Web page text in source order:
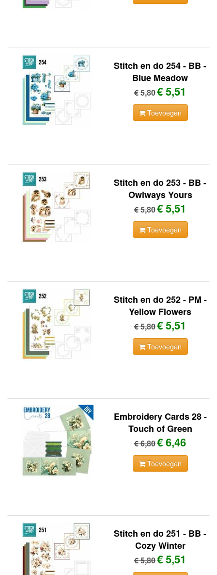
Stitch en do 254 - BB -
Blue Meadow
€ 5,80€ 5,51
Toevoegen
Stitch en do 253 - BB -
Owlways Yours
€ 5,80€ 5,51
Toevoegen
Stitch en do 252 - PM -
Yellow Flowers
€ 5,80€ 5,51
Toevoegen
Embroidery Cards 28 -
Touch of Green
€ 6,80€ 6,46
Toevoegen
Stitch en do 251 - BB -
Cozy Winter
€ 5,80€ 5,51